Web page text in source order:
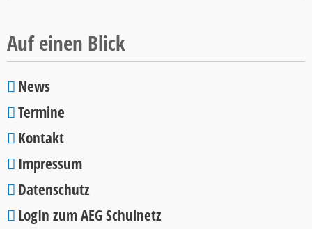
Auf einen Blick
Navigation
überspringen
News
Termine
Kontakt
Impressum
Datenschutz
LogIn zum AEG Schulnetz